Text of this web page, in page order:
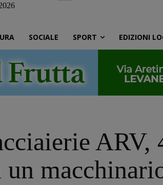
SOCIALE SPORT EDIZIONI
ARV,